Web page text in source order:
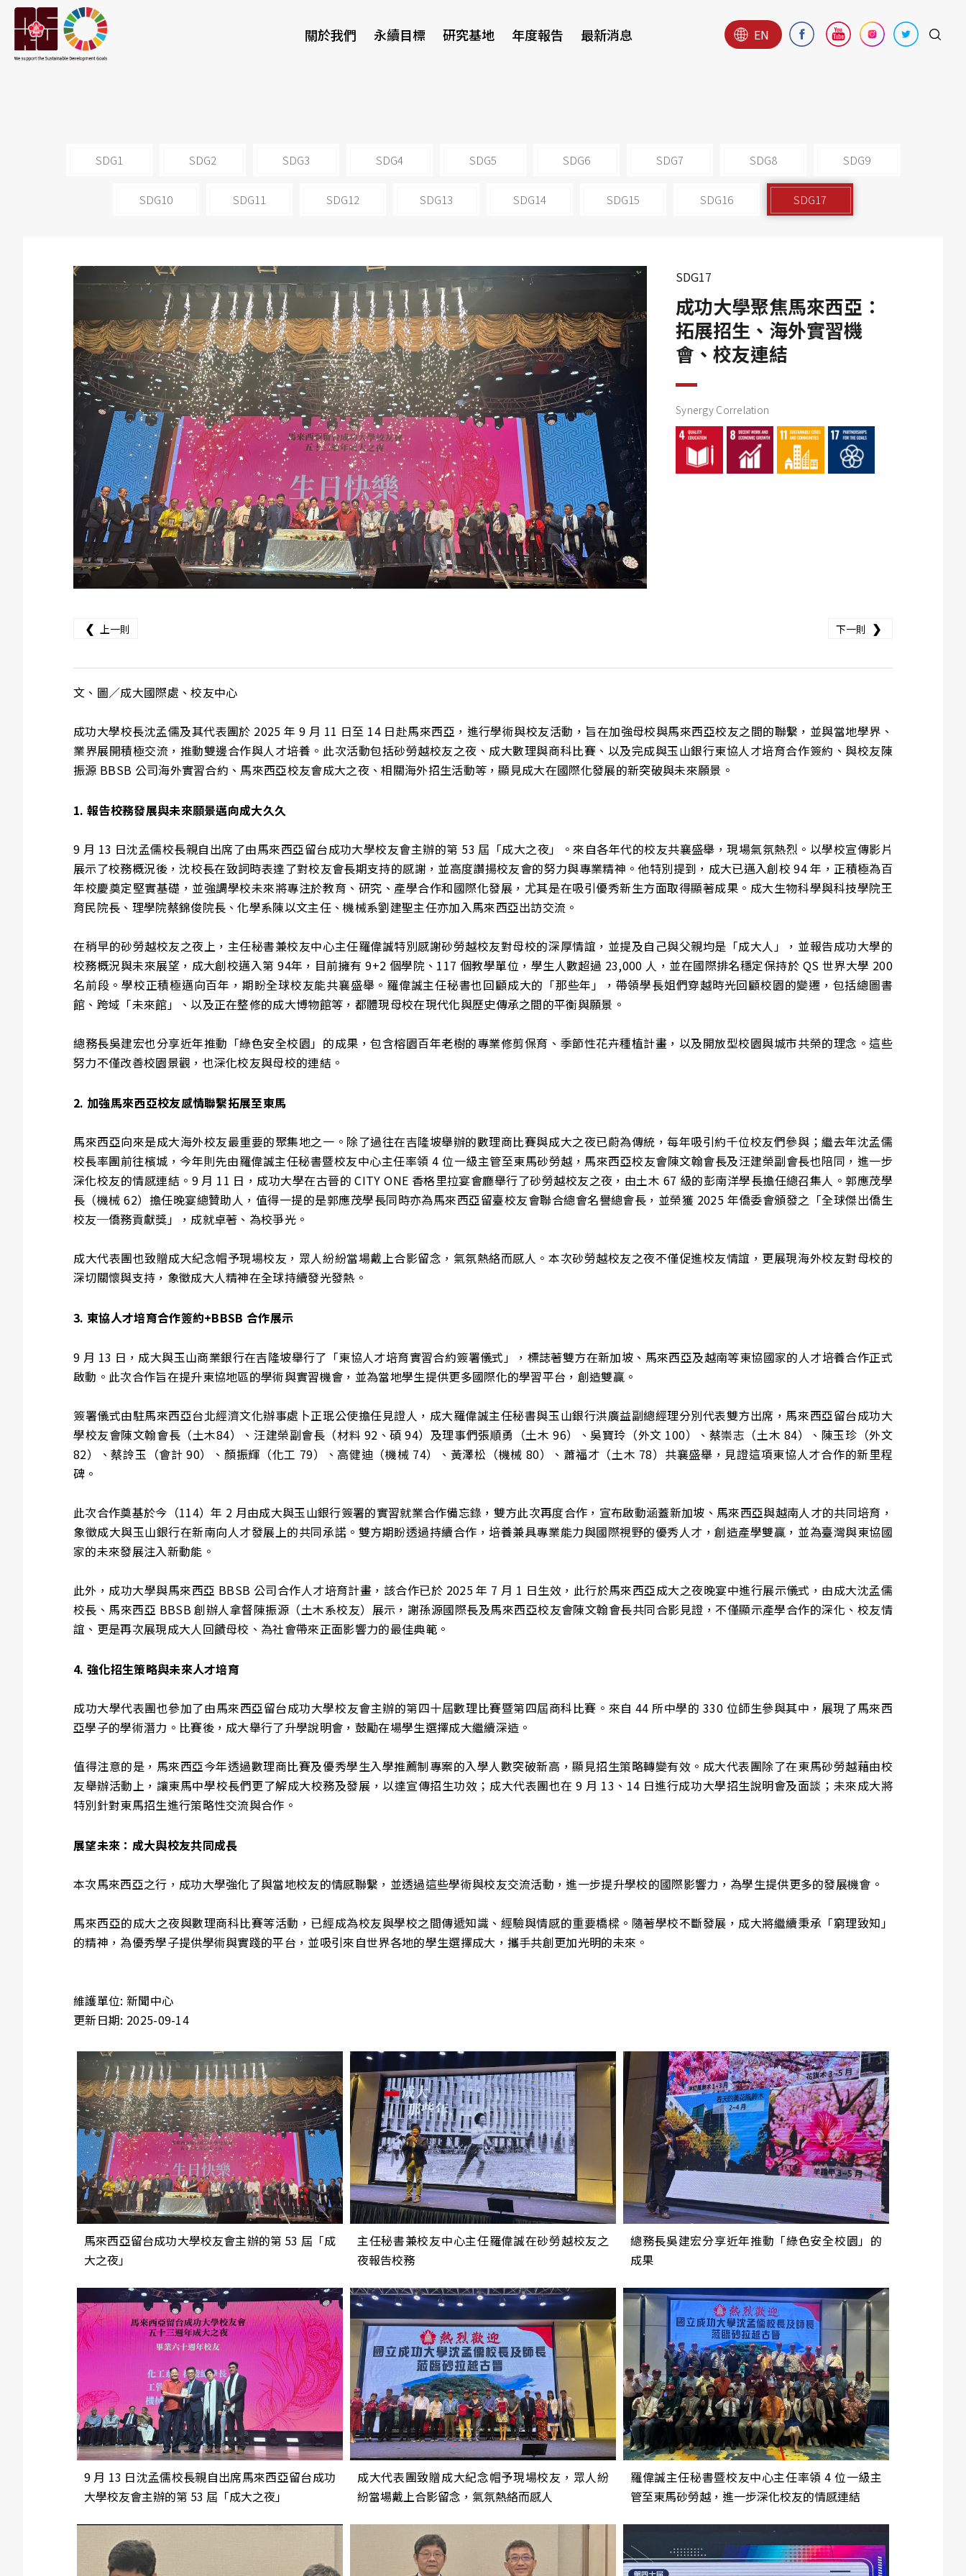
關於我們 永續目標 研究基地 年度報告 最新消息 EN
SDG1 SDG2 SDG3 SDG4 SDG5 SDG6 SDG7 SDG8 SDG9
SDG10 SDG11 SDG12 SDG13 SDG14 SDG15 SDG16 SDG17
SDG17
成功大學聚焦馬來西亞：
拓展招生、海外實習機
會、校友連結
Synergy Correlation
❮ 上一則 下一則 ❯
文、圖／成大國際處、校友中心
成功大學校長沈孟儒及其代表團於 2025 年 9 月 11 日至 14 日赴馬來西亞，進行學術與校友活動，旨在加強母校與馬來西亞校友之間的聯繫，並與當地學界、
業界展開積極交流，推動雙邊合作與人才培養。此次活動包括砂勞越校友之夜、成大數理與商科比賽、以及完成與玉山銀行東協人才培育合作簽約、與校友陳
振源 BBSB 公司海外實習合約、馬來西亞校友會成大之夜、相關海外招生活動等，顯見成大在國際化發展的新突破與未來願景。
1. 報告校務發展與未來願景邁向成大久久
9 月 13 日沈孟儒校長親自出席了由馬來西亞留台成功大學校友會主辦的第 53 屆「成大之夜」。來自各年代的校友共襄盛舉，現場氣氛熱烈。以學校宣傳影片
展示了校務概況後，沈校長在致詞時表達了對校友會長期支持的感謝，並高度讚揚校友會的努力與專業精神。他特別提到，成大已邁入創校 94 年，正積極為百
年校慶奠定堅實基礎，並強調學校未來將專注於教育、研究、產學合作和國際化發展，尤其是在吸引優秀新生方面取得顯著成果。成大生物科學與科技學院王
育民院長、理學院蔡錦俊院長、化學系陳以文主任、機械系劉建聖主任亦加入馬來西亞出訪交流。
在稍早的砂勞越校友之夜上，主任秘書兼校友中心主任羅偉誠特別感謝砂勞越校友對母校的深厚情誼，並提及自己與父親均是「成大人」，並報告成功大學的
校務概況與未來展望，成大創校邁入第 94年，目前擁有 9+2 個學院、117 個教學單位，學生人數超過 23,000 人，並在國際排名穩定保持於 QS 世界大學 200
名前段。學校正積極邁向百年，期盼全球校友能共襄盛舉。羅偉誠主任秘書也回顧成大的「那些年」，帶領學長姐們穿越時光回顧校園的變遷，包括總圖書
館、跨域「未來館」、以及正在整修的成大博物館等，都體現母校在現代化與歷史傳承之間的平衡與願景。
總務長吳建宏也分享近年推動「綠色安全校園」的成果，包含榕園百年老樹的專業修剪保育、季節性花卉種植計畫，以及開放型校園與城市共榮的理念。這些
努力不僅改善校園景觀，也深化校友與母校的連結。
2. 加強馬來西亞校友感情聯繫拓展至東馬
馬來西亞向來是成大海外校友最重要的聚集地之一。除了過往在吉隆坡舉辦的數理商比賽與成大之夜已蔚為傳統，每年吸引約千位校友們參與；繼去年沈孟儒
校長率團前往檳城，今年則先由羅偉誠主任秘書暨校友中心主任率領 4 位一級主管至東馬砂勞越，馬來西亞校友會陳文翰會長及汪建榮副會長也陪同，進一步
深化校友的情感連結。9 月 11 日，成功大學在古晉的 CITY ONE 香格里拉宴會廳舉行了砂勞越校友之夜，由土木 67 級的彭南洋學長擔任總召集人。郭應茂學
長（機械 62）擔任晚宴總贊助人，值得一提的是郭應茂學長同時亦為馬來西亞留臺校友會聯合總會名譽總會長，並榮獲 2025 年僑委會頒發之「全球傑出僑生
校友─僑務貢獻獎」，成就卓著、為校爭光。
成大代表團也致贈成大紀念帽予現場校友，眾人紛紛當場戴上合影留念，氣氛熱絡而感人。本次砂勞越校友之夜不僅促進校友情誼，更展現海外校友對母校的
深切關懷與支持，象徵成大人精神在全球持續發光發熱。
3. 東協人才培育合作簽約+BBSB 合作展示
9 月 13 日，成大與玉山商業銀行在吉隆坡舉行了「東協人才培育實習合約簽署儀式」，標誌著雙方在新加坡、馬來西亞及越南等東協國家的人才培養合作正式
啟動。此次合作旨在提升東協地區的學術與實習機會，並為當地學生提供更多國際化的學習平台，創造雙贏。
簽署儀式由駐馬來西亞台北經濟文化辦事處卜正珉公使擔任見證人，成大羅偉誠主任秘書與玉山銀行洪廣益副總經理分別代表雙方出席，馬來西亞留台成功大
學校友會陳文翰會長（土木84）、汪建榮副會長（材料 92、碩 94）及理事們張順勇（土木 96）、吳寶玲（外文 100）、蔡崇志（土木 84）、陳玉珍（外文
82）、蔡詅玉（會計 90）、顏振輝（化工 79）、高健迪（機械 74）、黃澤松（機械 80）、蕭福才（土木 78）共襄盛舉，見證這項東協人才合作的新里程
碑。
此次合作奠基於今（114）年 2 月由成大與玉山銀行簽署的實習就業合作備忘錄，雙方此次再度合作，宣布啟動涵蓋新加坡、馬來西亞與越南人才的共同培育，
象徵成大與玉山銀行在新南向人才發展上的共同承諾。雙方期盼透過持續合作，培養兼具專業能力與國際視野的優秀人才，創造產學雙贏，並為臺灣與東協國
家的未來發展注入新動能。
此外，成功大學與馬來西亞 BBSB 公司合作人才培育計畫，該合作已於 2025 年 7 月 1 日生效，此行於馬來西亞成大之夜晚宴中進行展示儀式，由成大沈孟儒
校長、馬來西亞 BBSB 創辦人拿督陳振源（土木系校友）展示，謝孫源國際長及馬來西亞校友會陳文翰會長共同合影見證，不僅顯示產學合作的深化、校友情
誼、更是再次展現成大人回饋母校、為社會帶來正面影響力的最佳典範。
4. 強化招生策略與未來人才培育
成功大學代表團也參加了由馬來西亞留台成功大學校友會主辦的第四十屆數理比賽暨第四屆商科比賽。來自 44 所中學的 330 位師生參與其中，展現了馬來西
亞學子的學術潛力。比賽後，成大舉行了升學說明會，鼓勵在場學生選擇成大繼續深造。
值得注意的是，馬來西亞今年透過數理商比賽及優秀學生入學推薦制專案的入學人數突破新高，顯見招生策略轉變有效。成大代表團除了在東馬砂勞越藉由校
友舉辦活動上，讓東馬中學校長們更了解成大校務及發展，以達宣傳招生功效；成大代表團也在 9 月 13、14 日進行成功大學招生說明會及面談；未來成大將
特別針對東馬招生進行策略性交流與合作。
展望未來：成大與校友共同成長
本次馬來西亞之行，成功大學強化了與當地校友的情感聯繫，並透過這些學術與校友交流活動，進一步提升學校的國際影響力，為學生提供更多的發展機會。
馬來西亞的成大之夜與數理商科比賽等活動，已經成為校友與學校之間傳遞知識、經驗與情感的重要橋樑。隨著學校不斷發展，成大將繼續秉承「窮理致知」
的精神，為優秀學子提供學術與實踐的平台，並吸引來自世界各地的學生選擇成大，攜手共創更加光明的未來。
維護單位: 新聞中心
更新日期: 2025-09-14
馬來西亞留台成功大學校友會主辦的第 53 屆「成
大之夜」
主任秘書兼校友中心主任羅偉誠在砂勞越校友之
夜報告校務
總務長吳建宏分享近年推動「綠色安全校園」的
成果
9 月 13 日沈孟儒校長親自出席馬來西亞留台成功
大學校友會主辦的第 53 屆「成大之夜」
成大代表團致贈成大紀念帽予現場校友，眾人紛
紛當場戴上合影留念，氣氛熱絡而感人
羅偉誠主任秘書暨校友中心主任率領 4 位一級主
管至東馬砂勞越，進一步深化校友的情感連結